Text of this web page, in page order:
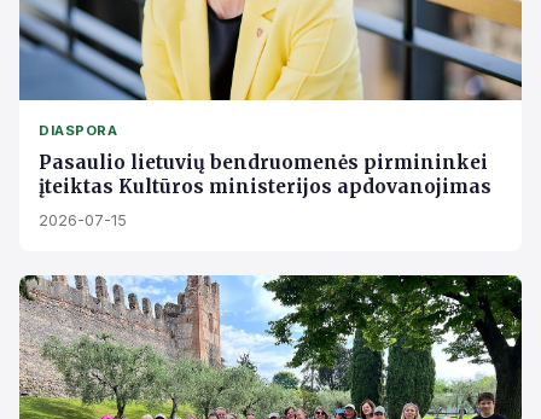
DIASPORA
Pasaulio lietuvių bendruomenės pirmininkei
įteiktas Kultūros ministerijos apdovanojimas
2026-07-15